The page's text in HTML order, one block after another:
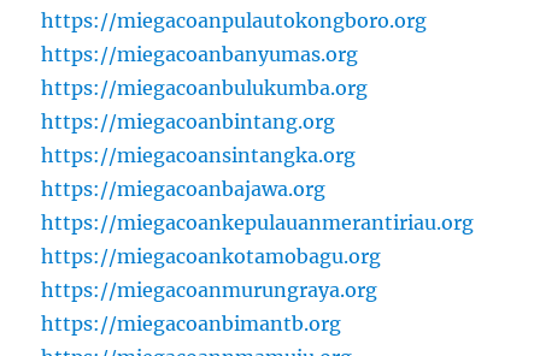
https://miegacoanpulautokongboro.org
https://miegacoanbanyumas.org
https://miegacoanbulukumba.org
https://miegacoanbintang.org
https://miegacoansintangka.org
https://miegacoanbajawa.org
https://miegacoankepulauanmerantiriau.org
https://miegacoankotamobagu.org
https://miegacoanmurungraya.org
https://miegacoanbimantb.org